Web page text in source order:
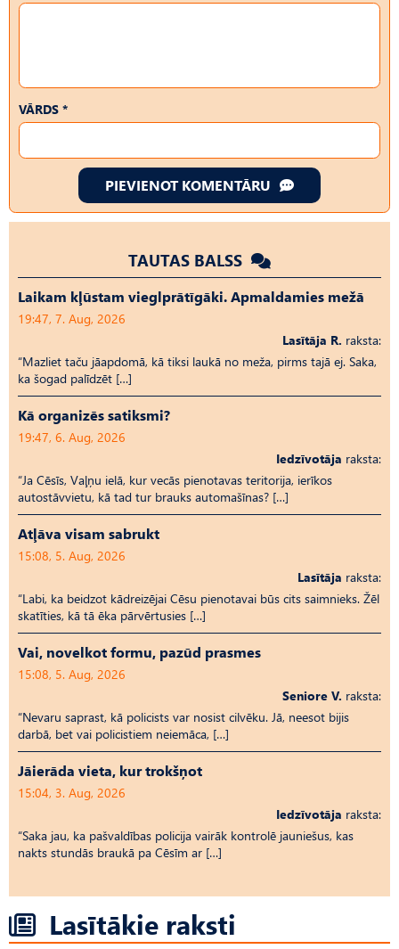
VĀRDS *
PIEVIENOT KOMENTĀRU
TAUTAS BALSS
Laikam kļūstam vieglprātīgāki. Apmaldamies mežā
19:47, 7. Aug, 2026
Lasītāja R. raksta:
“Mazliet taču jāapdomā, kā tiksi laukā no meža, pirms tajā ej. Saka,
ka šogad palīdzēt […]
Kā organizēs satiksmi?
19:47, 6. Aug, 2026
Iedzīvotāja raksta:
“Ja Cēsīs, Vaļņu ielā, kur vecās pienotavas teritorija, ierīkos
autostāvvietu, kā tad tur brauks automašīnas? […]
Atļāva visam sabrukt
15:08, 5. Aug, 2026
Lasītāja raksta:
“Labi, ka beidzot kādreizējai Cēsu pienotavai būs cits saimnieks. Žēl
skatīties, kā tā ēka pārvērtusies […]
Vai, novelkot formu, pazūd prasmes
15:08, 5. Aug, 2026
Seniore V. raksta:
“Nevaru saprast, kā policists var nosist cilvēku. Jā, neesot bijis
darbā, bet vai policistiem neiemāca, […]
Jāierāda vieta, kur trokšņot
15:04, 3. Aug, 2026
Iedzīvotāja raksta:
“Saka jau, ka pašvaldības policija vairāk kontrolē jauniešus, kas
nakts stundās braukā pa Cēsīm ar […]
Lasītākie raksti